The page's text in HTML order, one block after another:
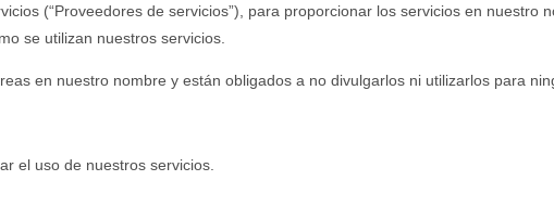
(“Proveedores de servicios”), para proporcionar los servicios en nuestro
se utilizan nuestros servicios.
en nuestro nombre y están obligados a no divulgarlos ni utilizarlos para
el uso de nuestros servicios.